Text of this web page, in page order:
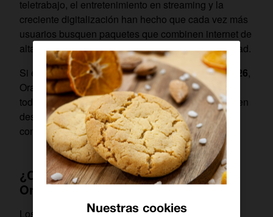
teletrabajo, el entretenimiento en streaming y la
creciente digitalización han hecho que cada vez más
usuarios busquen paquetes que combinen internet de
alta velocidad con una oferta de televisión de calidad.
Si estás buscandolas mejores tarifas de fibra 2026,
Orange ofrece planes diseñados para adaptarse a
todo tipo de necesidades, con opciones que incluyen
desde fibra óptica de alta velocidad hasta los
contenidos más demandados en TV.
¿Cuál es la mejor tarifa de fibra de
Orange este mes?
Los paquetes defibra y TV de Orangehan sido
Nuestras cookies